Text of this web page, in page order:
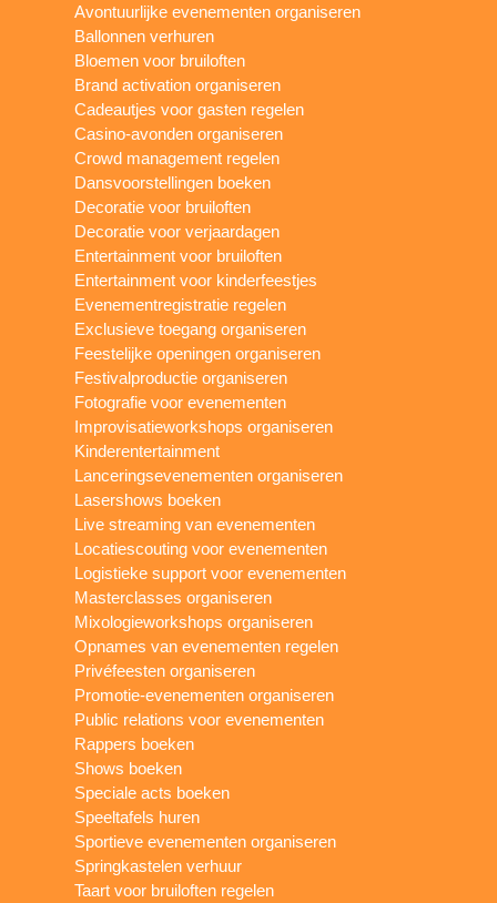
Avontuurlijke evenementen organiseren
Ballonnen verhuren
Bloemen voor bruiloften
Brand activation organiseren
Cadeautjes voor gasten regelen
Casino-avonden organiseren
Crowd management regelen
Dansvoorstellingen boeken
Decoratie voor bruiloften
Decoratie voor verjaardagen
Entertainment voor bruiloften
Entertainment voor kinderfeestjes
Evenementregistratie regelen
Exclusieve toegang organiseren
Feestelijke openingen organiseren
Festivalproductie organiseren
Fotografie voor evenementen
Improvisatieworkshops organiseren
Kinderentertainment
Lanceringsevenementen organiseren
Lasershows boeken
Live streaming van evenementen
Locatiescouting voor evenementen
Logistieke support voor evenementen
Masterclasses organiseren
Mixologieworkshops organiseren
Opnames van evenementen regelen
Privéfeesten organiseren
Promotie-evenementen organiseren
Public relations voor evenementen
Rappers boeken
Shows boeken
Speciale acts boeken
Speeltafels huren
Sportieve evenementen organiseren
Springkastelen verhuur
Taart voor bruiloften regelen